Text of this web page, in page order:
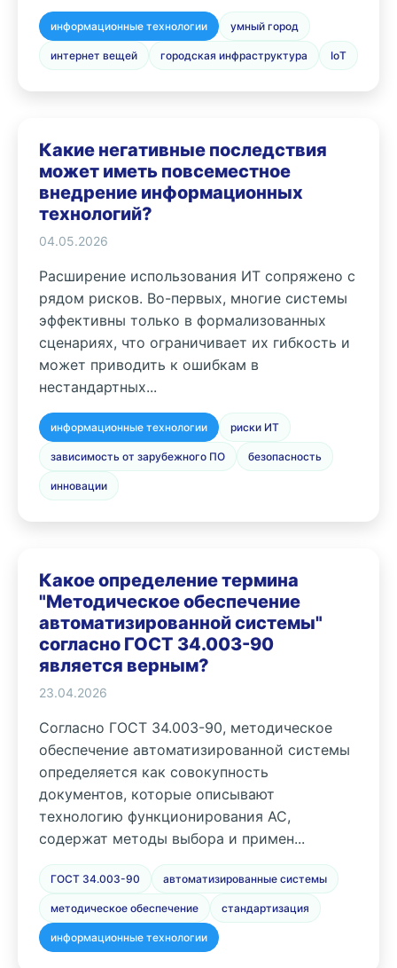
информационные технологии умный город
интернет вещей городская инфраструктура IoT
Какие негативные последствия
может иметь повсеместное
внедрение информационных
технологий?
04.05.2026
Расширение использования ИТ сопряжено с
рядом рисков. Во-первых, многие системы
эффективны только в формализованных
сценариях, что ограничивает их гибкость и
может приводить к ошибкам в
нестандартных...
информационные технологии риски ИТ
зависимость от зарубежного ПО безопасность
инновации
Какое определение термина
"Методическое обеспечение
автоматизированной системы"
согласно ГОСТ 34.003-90
является верным?
23.04.2026
Согласно ГОСТ 34.003-90, методическое
обеспечение автоматизированной системы
определяется как совокупность
документов, которые описывают
технологию функционирования АС,
содержат методы выбора и примен...
ГОСТ 34.003-90 автоматизированные системы
методическое обеспечение стандартизация
информационные технологии